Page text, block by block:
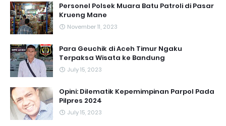
Personel Polsek Muara Batu Patroli di Pasar
Krueng Mane
November 11, 2023
Para Geuchik di Aceh Timur Ngaku
Terpaksa Wisata ke Bandung
July 15, 2023
Opini: Dilematik Kepemimpinan Parpol Pada
Pilpres 2024
July 15, 2023